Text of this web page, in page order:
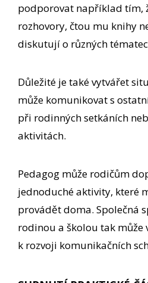
podporovat například tím,
rozhovory, čtou mu knihy
diskutují o různých
Důležité je také vytvářet
může komunikovat s
při rodinných setkáních
aktivitách.
Pedagog může rodičům
jednoduché aktivity, které
provádět doma. Společná
rodinou a školou tak může
k rozvoji komunikačních